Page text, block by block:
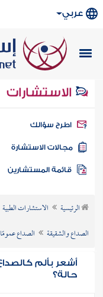
عربي
الاستشارات
سؤالك
الاستشارة
الرئيسية الاستشارات الطبية
الصداع والشقيقة
الصداع عمومًا
أشعر بألم
حالة؟